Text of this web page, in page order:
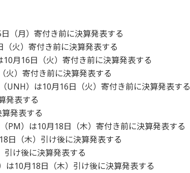
（月）寄付き前に決算発表する
火）寄付き前に決算発表する
月16日（火）寄付き前に決算発表する
）寄付き前に決算発表する
）は10月16日（火）寄付き前に決算発表する
発表する
発表する
）は10月18日（木）寄付き前に決算発表する
日（木）引け後に決算発表する
け後に決算発表する
10月18日（木）引け後に決算発表する